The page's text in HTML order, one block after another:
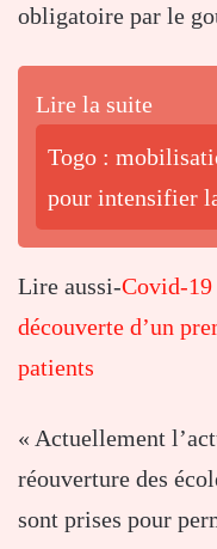
obligatoire par le
Lire la suite
Togo :
pour intensifier
Lire aussi-Covid-19
découverte d’un
patients
« Actuellement
réouverture des
sont prises pour